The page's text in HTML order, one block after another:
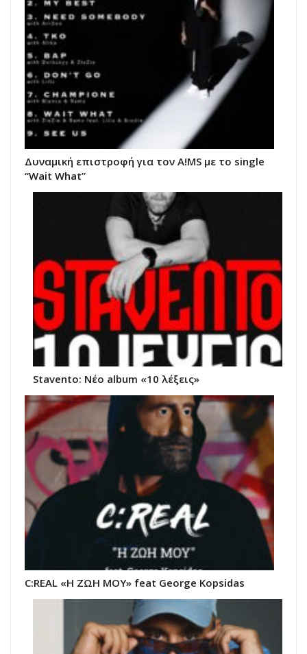
Δυναμική επιστροφή για τον A!MS με το single
“Wait What”
Stavento: Νέο album «10 λέξεις»
C:REAL «Η ΖΩΗ ΜΟΥ» feat George Kopsidas